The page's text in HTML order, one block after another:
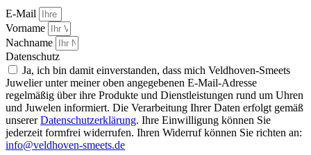
E-Mail
Vorname
Nachname
Datenschutz
Ja, ich bin damit einverstanden, dass mich Veldhoven-Smeets
Juwelier unter meiner oben angegebenen E-Mail-Adresse
regelmäßig über ihre Produkte und Dienstleistungen rund um Uhren
und Juwelen informiert. Die Verarbeitung Ihrer Daten erfolgt gemäß
unsererDatenschutzerklärung. Ihre Einwilligung können Sie
jederzeit formfrei widerrufen. Ihren Widerruf können Sie richten an:
info@veldhoven-smeets.de